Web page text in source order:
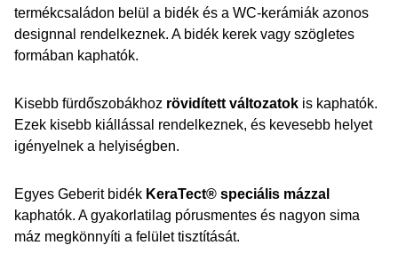
termékcsaládon belül a bidék és a WC-kerámiák azonos
designnal rendelkeznek. A bidék kerek vagy szögletes
formában kaphatók.
Kisebb fürdőszobákhoz rövidített változatok is kaphatók.
Ezek kisebb kiállással rendelkeznek, és kevesebb helyet
igényelnek a helyiségben.
Egyes Geberit bidék KeraTect® speciális mázzal
kaphatók. A gyakorlatilag pórusmentes és nagyon sima
máz megkönnyíti a felület tisztítását.